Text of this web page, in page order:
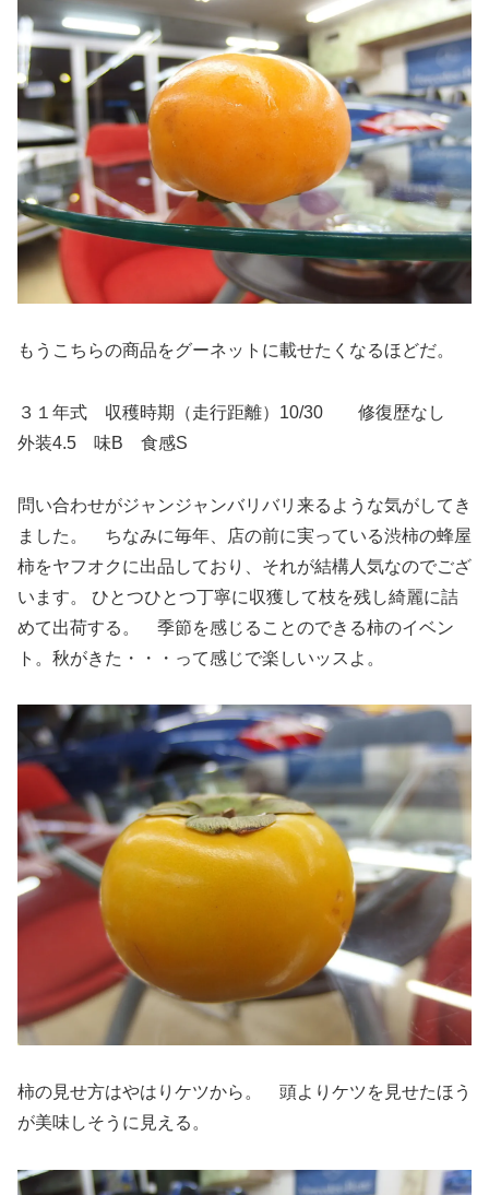
もうこちらの商品をグーネットに載せたくなるほどだ。
３１年式 収穫時期（走行距離）10/30 修復歴なし
外装4.5 味B 食感S
問い合わせがジャンジャンバリバリ来るような気がしてき
ました。 ちなみに毎年、店の前に実っている渋柿の蜂屋
柿をヤフオクに出品しており、それが結構人気なのでござ
います。 ひとつひとつ丁寧に収獲して枝を残し綺麗に詰
めて出荷する。 季節を感じることのできる柿のイベン
ト。秋がきた・・・って感じで楽しいッスよ。
柿の見せ方はやはりケツから。 頭よりケツを見せたほう
が美味しそうに見える。